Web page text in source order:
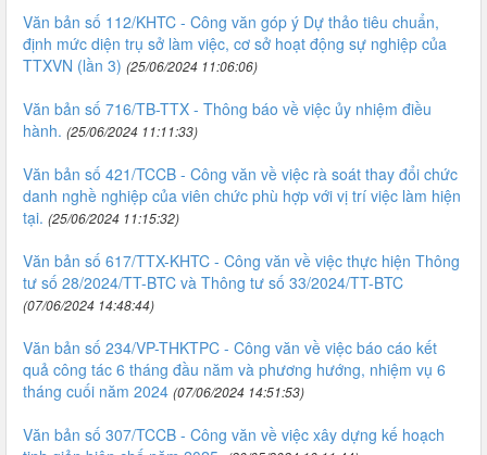
Văn bản số 112/KHTC - Công văn góp ý Dự thảo tiêu chuẩn,
định mức diện trụ sở làm việc, cơ sở hoạt động sự nghiệp của
TTXVN (lần 3) (25/06/2024 11:06:06)
Văn bản số 716/TB-TTX - Thông báo về việc ủy nhiệm điều
hành. (25/06/2024 11:11:33)
Văn bản số 421/TCCB - Công văn về việc rà soát thay đổi chức
danh nghề nghiệp của viên chức phù hợp với vị trí việc làm hiện
tại. (25/06/2024 11:15:32)
Văn bản số 617/TTX-KHTC - Công văn về việc thực hiện Thông
tư số 28/2024/TT-BTC và Thông tư số 33/2024/TT-BTC
(07/06/2024 14:48:44)
Văn bản số 234/VP-THKTPC - Công văn về việc báo cáo kết
quả công tác 6 tháng đầu năm và phương hướng, nhiệm vụ 6
tháng cuối năm 2024 (07/06/2024 14:51:53)
Văn bản số 307/TCCB - Công văn về việc xây dựng kế hoạch